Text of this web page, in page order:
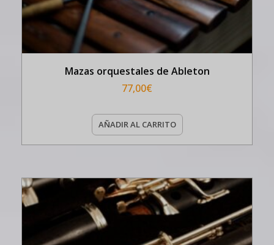
Mazas orquestales de Ableton
77,00€
AÑADIR AL CARRITO